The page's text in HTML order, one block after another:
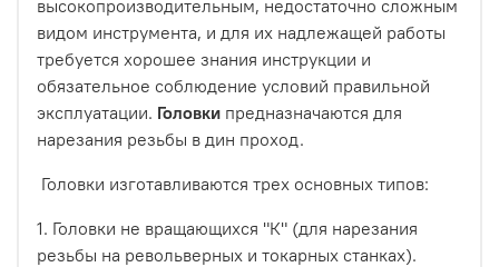
высокопроизводительным, недостаточно сложным
видом инструмента, и для их надлежащей работы
требуется хорошее знания инструкции и
обязательное соблюдение условий правильной
эксплуатации. Головки предназначаются для
нарезания резьбы в дин проход.
Головки изготавливаются трех основных типов:
1. Головки не вращающихся "К" (для нарезания
резьбы на револьверных и токарных станках).